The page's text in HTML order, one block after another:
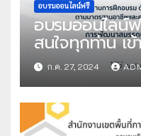
อบรมออนไลน์ฟรี
อบรมออนไลน์
สนใจทุกท่าน เ
ด้วยระบบออน
พัฒนาสมรรถน
จำนวน 2 ชั่วโม
คุณวุฒิวิชาชีพ (
ก.ค. 27, 2024